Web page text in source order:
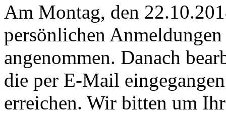
Am Montag, den
persönlichen
angenommen. Danach
die per E-Mail
erreichen. Wir bitten um